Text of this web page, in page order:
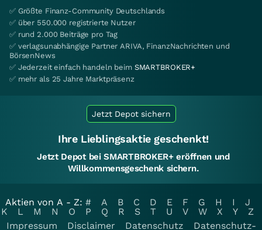
✅ Größte Finanz-Community Deutschlands
✅ über 550.000 registrierte Nutzer
✅ rund 2.000 Beiträge pro Tag
✅ verlagsunabhängige Partner ARIVA, FinanzNachrichten und
BörsenNews
✅ Jederzeit einfach handeln beim SMARTBROKER+
✅ mehr als 25 Jahre Marktpräsenz
Jetzt Depot sichern
Ihre Lieblingsaktie geschenkt!
Jetzt Depot bei SMARTBROKER+ eröffnen und
Willkommensgeschenk sichern.
Aktien von A - Z: # A B C D E F G H I
J
K
L M N O P Q R S T U V W X Y
Z
Impressum
Disclaimer Datenschutz
Datenschutz-